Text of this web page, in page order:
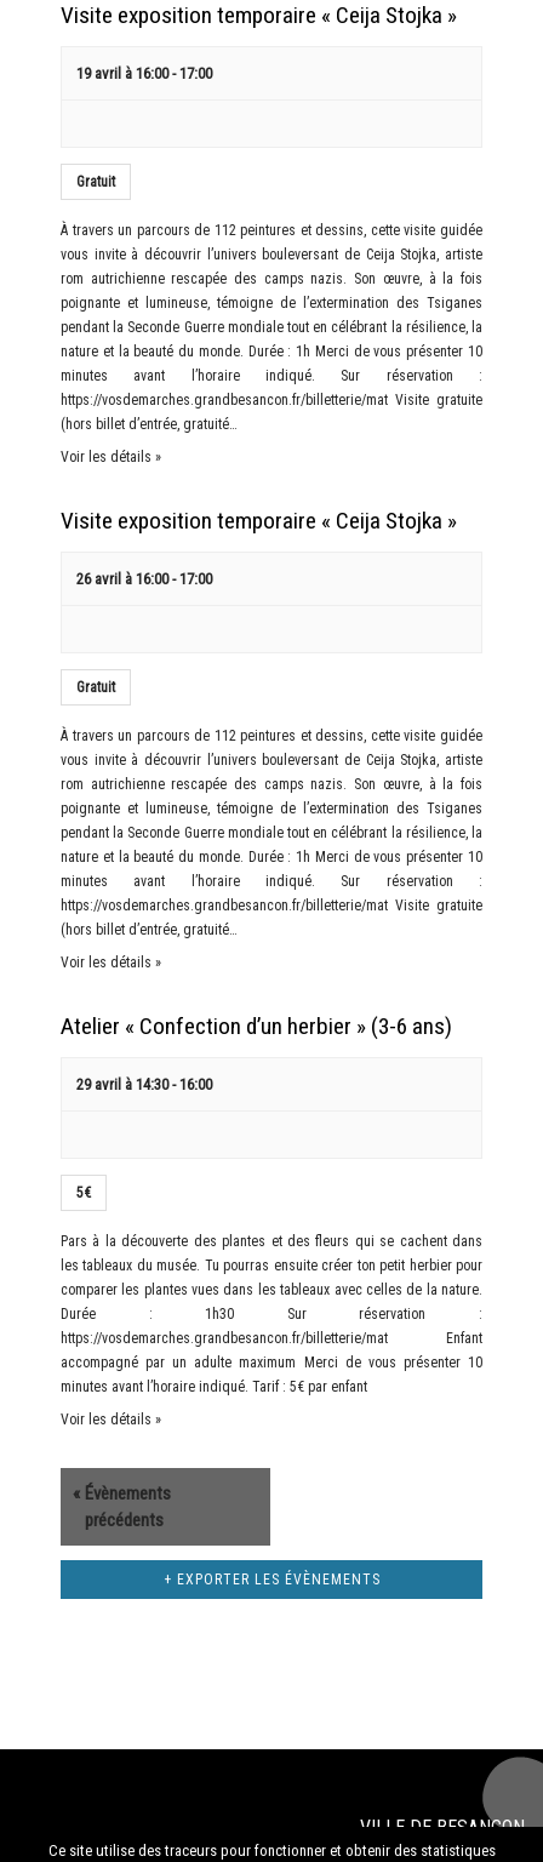
Visite exposition temporaire « Ceija Stojka »
19 avril à 16:00-17:00
Gratuit
À travers un parcours de 112 peintures et dessins, cette visite guidée
vous invite à découvrir l’univers bouleversant de Ceija Stojka, artiste
rom autrichienne rescapée des camps nazis. Son œuvre, à la fois
poignante et lumineuse, témoigne de l’extermination des Tsiganes
pendant la Seconde Guerre mondiale tout en célébrant la résilience, la
nature et la beauté du monde. Durée : 1h Merci de vous présenter 10
minutes avant l’horaire indiqué. Sur réservation :
https://vosdemarches.grandbesancon.fr/billetterie/mat Visite gratuite
(hors billet d’entrée, gratuité…
Voir les détails »
Visite exposition temporaire « Ceija Stojka »
26 avril à 16:00-17:00
Gratuit
À travers un parcours de 112 peintures et dessins, cette visite guidée
vous invite à découvrir l’univers bouleversant de Ceija Stojka, artiste
rom autrichienne rescapée des camps nazis. Son œuvre, à la fois
poignante et lumineuse, témoigne de l’extermination des Tsiganes
pendant la Seconde Guerre mondiale tout en célébrant la résilience, la
nature et la beauté du monde. Durée : 1h Merci de vous présenter 10
minutes avant l’horaire indiqué. Sur réservation :
https://vosdemarches.grandbesancon.fr/billetterie/mat Visite gratuite
(hors billet d’entrée, gratuité…
Voir les détails »
Atelier « Confection d’un herbier » (3-6 ans)
29 avril à 14:30-16:00
5€
Pars à la découverte des plantes et des fleurs qui se cachent dans
les tableaux du musée. Tu pourras ensuite créer ton petit herbier pour
comparer les plantes vues dans les tableaux avec celles de la nature.
Durée : 1h30 Sur réservation :
https://vosdemarches.grandbesancon.fr/billetterie/mat Enfant
accompagné par un adulte maximum Merci de vous présenter 10
minutes avant l’horaire indiqué. Tarif : 5€ par enfant
Voir les détails »
« Évènements
précédents
+ EXPORTER LES ÉVÈNEMENTS
VILLE DE BESANÇON
© 2020musée des beaux-arts et d'archéologie de Besançon
Ce site utilise des traceurs pour fonctionner et obtenir des statistiques